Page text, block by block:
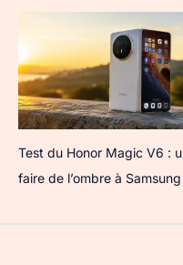
Test du Honor Magic V6 :
faire de l’ombre à Samsung